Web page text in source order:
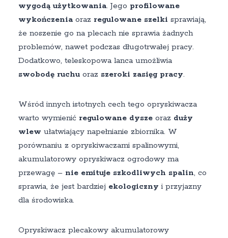
wygodą użytkowania. Jego profilowane
wykończeniaoraz regulowane szelki sprawiają,
że noszenie go na plecach nie sprawia żadnych
problemów, nawet podczas długotrwałej pracy.
Dodatkowo, teleskopowa lanca umożliwia
swobodę ruchuoraz szeroki zasięg pracy.
Wśród innych istotnych cech tego opryskiwacza
warto wymienić regulowane dyszeoraz duży
wlew ułatwiający napełnianie zbiornika. W
porównaniu z opryskiwaczami spalinowymi,
akumulatorowy opryskiwacz ogrodowy ma
przewagę – nie emituje szkodliwych spalin, co
sprawia, że jest bardziej ekologiczny i przyjazny
dla środowiska.
Opryskiwacz plecakowy akumulatorowy